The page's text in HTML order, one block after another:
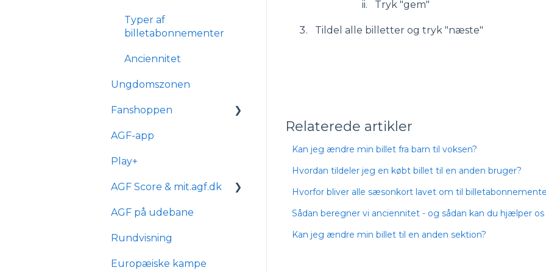
Tryk "gem"
Tildel alle billetter og tryk "næste"
Relaterede artikler
Kan jeg ændre min billet fra barn til voksen?
Hvordan tildeler jeg en købt billet til en anden bruger?
Hvorfor bliver alle sæsonkort lavet om til
Sådan beregner vi anciennitet - og sådan kan du hjælper os
Kan jeg ændre min billet til en anden sektion?
Typer af
billetabonnementer
Anciennitet
Ungdomszonen
Fanshoppen
Generelle spørgsmål
Bestilling & ordre
Levering
AGF-app
Play+
AGF Score & mit.agf.dk
mit.agf
AGF score
AGF på udebane
Rundvisning
Europæiske kampe